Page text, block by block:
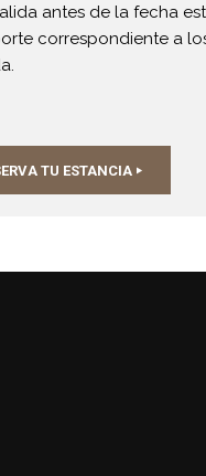
antes de la fecha
correspondiente a
TU ESTANCIA